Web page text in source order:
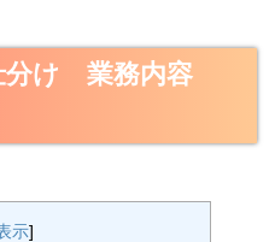
分け 業務内容
示]